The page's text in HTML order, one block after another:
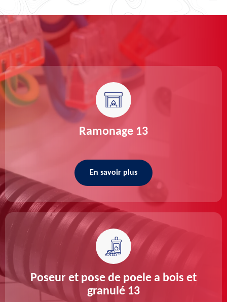
Ramonage 13
En savoir plus
Poseur et pose de poele a bois et
granulé 13